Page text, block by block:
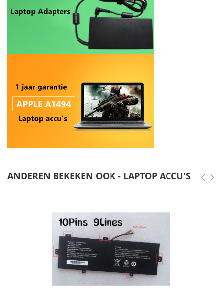
ANDEREN BEKEKEN OOK - LAPTOP ACCU'S